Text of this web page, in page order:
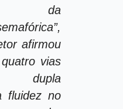
da
afirmou
vias
dupla
fluidez no